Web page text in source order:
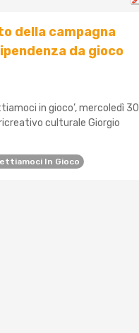
della campagna
da gioco
in gioco’, mercoledì 30
culturale Giorgio
In Gioco